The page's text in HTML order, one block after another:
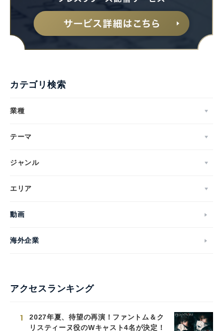
カテゴリ検索
業種
テーマ
ジャンル
エリア
動画
海外企業
アクセスランキング
1
2027年夏、待望の再演！ファントム＆ク
リスティーヌ役のWキャスト4名が決定！